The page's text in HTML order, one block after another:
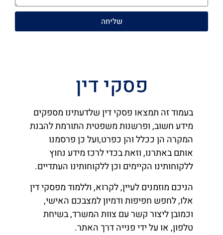
שליחה
פסקי דין
בעמוד זה תמצאו פסקי דין שלדעתינו מספקים
מידע חשוב, ופרשנות משפטית התורמת להבנת
המקרה הן ככלל והן כפרט,ועל כן פרסמנו
אותם באתרנו, וזאת בכדי לרכז מידע נחוץ
ללקוחותינו הקיימים וכן ללקוחותינו העתדיים.
הניכם מוזמנים לעיין, לקרוא, וללמוד מפסקי דין
אלו, לחפש חפיפות ודמיון למצבכם האישי,
וכמובן ליצור קשר עם צוות המשרד, בשיחת
טלפון, או על ידי פנייה דרך האתר.